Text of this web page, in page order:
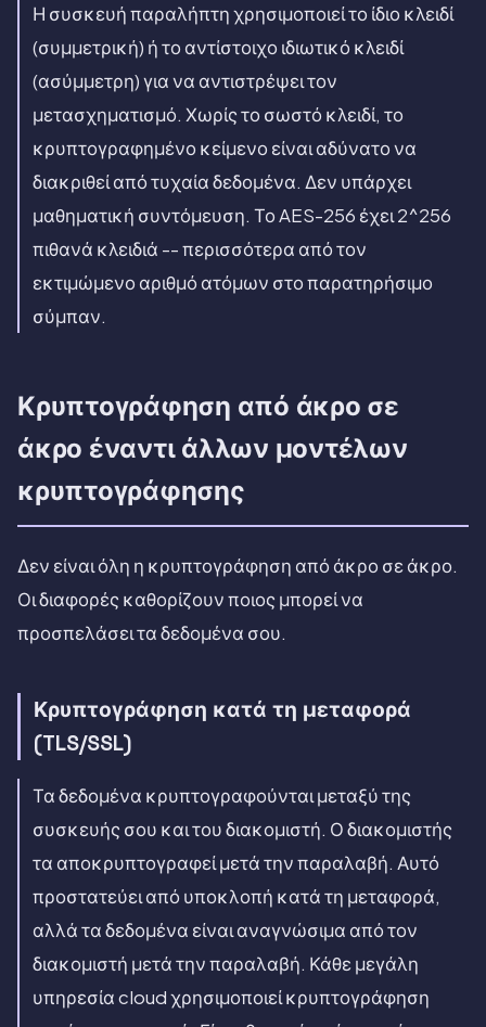
Η συσκευή παραλήπτη χρησιμοποιεί το ίδιο κλειδί
(συμμετρική) ή το αντίστοιχο ιδιωτικό κλειδί
(ασύμμετρη) για να αντιστρέψει τον
μετασχηματισμό. Χωρίς το σωστό κλειδί, το
κρυπτογραφημένο κείμενο είναι αδύνατο να
διακριθεί από τυχαία δεδομένα. Δεν υπάρχει
μαθηματική συντόμευση. Το AES-256 έχει 2^256
πιθανά κλειδιά -- περισσότερα από τον
εκτιμώμενο αριθμό ατόμων στο παρατηρήσιμο
σύμπαν.
Κρυπτογράφηση από άκρο σε
άκρο έναντι άλλων μοντέλων
κρυπτογράφησης
Δεν είναι όλη η κρυπτογράφηση από άκρο σε άκρο.
Οι διαφορές καθορίζουν ποιος μπορεί να
προσπελάσει τα δεδομένα σου.
Κρυπτογράφηση κατά τη μεταφορά
(TLS/SSL)
Τα δεδομένα κρυπτογραφούνται μεταξύ της
συσκευής σου και του διακομιστή. Ο διακομιστής
τα αποκρυπτογραφεί μετά την παραλαβή. Αυτό
προστατεύει από υποκλοπή κατά τη μεταφορά,
αλλά τα δεδομένα είναι αναγνώσιμα από τον
διακομιστή μετά την παραλαβή. Κάθε μεγάλη
υπηρεσία cloud χρησιμοποιεί κρυπτογράφηση